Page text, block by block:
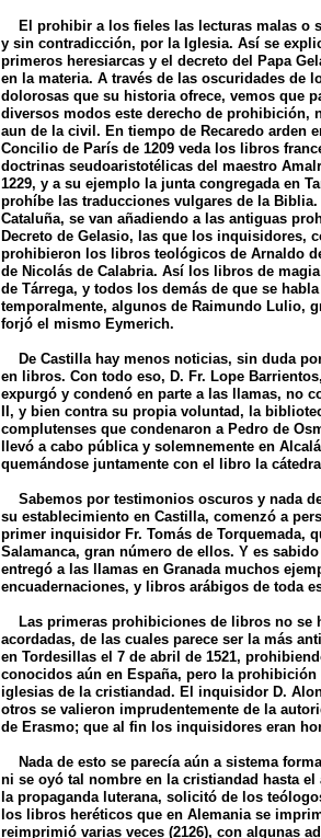
El prohibir a los fieles las lecturas malas o
y sin contradicción, por la Iglesia. Así se
primeros heresiarcas y el decreto del Papa
en la materia. A través de las oscuridades de
dolorosas que su historia ofrece, vemos que
diversos modos este derecho de prohibición,
aun de la civil. En tiempo de Recaredo arden
Concilio de París de 1209 veda los libros
doctrinas seudoaristotélicas del maestro
1229, y a su ejemplo la junta congregada en
prohíbe las traducciones vulgares de la
Cataluña, se van añadiendo a las antiguas
Decreto de Gelasio, las que los inquisidores,
prohibieron los libros teológicos de Arnaldo
de Nicolás de Calabria. Así los libros de
de Tárrega, y todos los demás de que se
temporalmente, algunos de Raimundo Lulio,
forjó el mismo Eymerich.
De Castilla hay menos noticias, sin duda
en libros. Con todo eso, D. Fr. Lope
expurgó y condenó en parte a las llamas, no
II, y bien contra su propia voluntad, la
complutenses que condenaron a Pedro de
llevó a cabo pública y solemnemente en
quemándose juntamente con el libro la
Sabemos por testimonios oscuros y nada
su establecimiento en Castilla, comenzó a
primer inquisidor Fr. Tomás de Torquemada,
Salamanca, gran número de ellos. Y es
entregó a las llamas en Granada muchos
encuadernaciones, y libros arábigos de toda
Las primeras prohibiciones de libros no se
acordadas, de las cuales parece ser la más
en Tordesillas el 7 de abril de 1521,
conocidos aún en España, pero la
iglesias de la cristiandad. El inquisidor D.
otros se valieron imprudentemente de la
de Erasmo; que al fin los inquisidores eran
Nada de esto se parecía aún a sistema
ni se oyó tal nombre en la cristiandad hasta
la propaganda luterana, solicitó de los
los libros heréticos que en Alemania se
reimprimió varias veces (2126), con algunas